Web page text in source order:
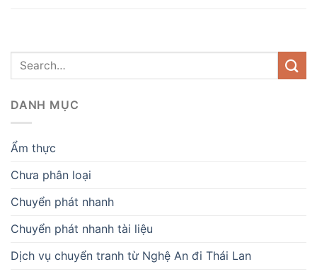
DANH MỤC
Ẩm thực
Chưa phân loại
Chuyển phát nhanh
Chuyển phát nhanh tài liệu
Dịch vụ chuyển tranh từ Nghệ An đi Thái Lan